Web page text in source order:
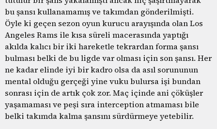
bu şansı kullanamamış ve takımdan gönderilmişti.
Öyle ki geçen sezon oyun kurucu arayışında olan Los
Angeles Rams ile kısa süreli macerasında yaptığı
akılda kalıcı bir iki hareketle tekrardan forma şansı
bulması belki de bu ligde var olması için son şansı. Her
ne kadar elinde iyi bir kadro olsa da asıl sorununun
mental olduğu gerçeği yine vuku bulursa işi bundan
sonrası için de artık çok zor. Maç içinde ani çöküşler
yaşamaması ve peşi sıra interception atmaması bile
belki takımda kalma şansını sürdürmeye yetebilir.